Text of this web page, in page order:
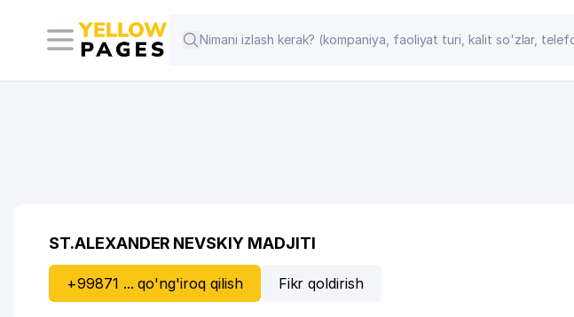
ST.ALEXANDER NEVSKIY MADJITI
+99871 ... qo'ng'iroq qilish Fikr qoldirish